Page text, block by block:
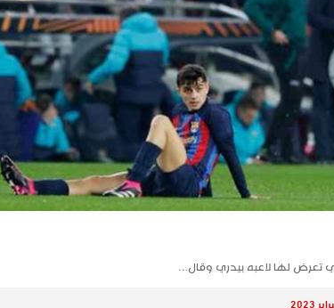
تعرض لها لاعبه ​بيدري وقال…